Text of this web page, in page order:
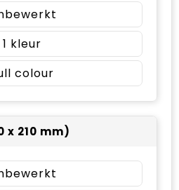
1
colour
x 210 mm)